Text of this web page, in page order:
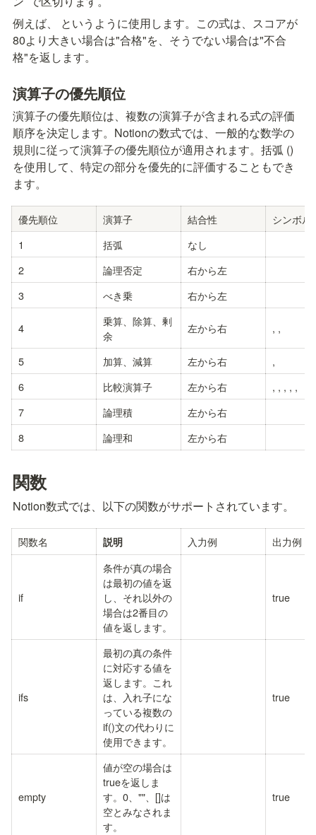
例えば、
というように使用します。この式は、スコアが
80より大きい場合は"合格"を、そうでない場合は"不合
格"を返します。
演算子の優先順位
演算子の優先順位は、複数の演算子が含まれる式の評価
順序を決定します。Notionの数式では、一般的な数学の
規則に従って演算子の優先順位が適用されます。括弧 ()
を使用して、特定の部分を優先的に評価することもでき
ます。
優先順位 演算子 結合性
シンボル
1
括弧
なし
2
論理否定
右から左
3
べき乗 右から左
4
乗算、除算、剰
余
左から右 , ,
5 加算、減算 左から右
,
6
比較演算子 左から右 , , , , ,
7
論理積
左から右
8
論理和 左から右
関数
Notion数式では、以下の関数がサポートされています。
関数名 説明 入力例 出力例
if
条件が真の場合
は最初の値を返
し、それ以外の
場合は2番目の
値を返します。
true
ifs
最初の真の条件
に対応する値を
返します。これ
は、入れ子にな
っている複数の
if()文の代わりに
使用できます。
true
empty
値が空の場合は
trueを返しま
す。0、""、[]は
空とみなされま
す。
true